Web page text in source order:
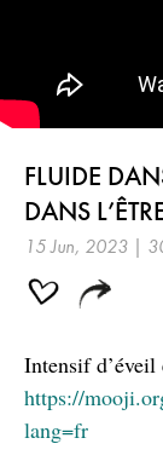
FLUIDE
DANS
15 Jun, 2023 |
Intensif
https://
lang=fr